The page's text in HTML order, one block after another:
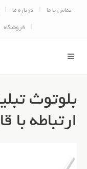
تماس با ما درباره ما
فروشگاه
ارتباطه با